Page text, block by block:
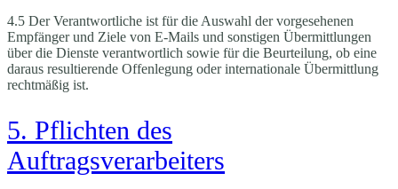
4.5 Der Verantwortliche ist für die Auswahl der vorgesehenen
Empfänger und Ziele von E-Mails und sonstigen Übermittlungen
über die Dienste verantwortlich sowie für die Beurteilung, ob eine
daraus resultierende Offenlegung oder internationale Übermittlung
rechtmäßig ist.
5. Pflichten des
Auftragsverarbeiters